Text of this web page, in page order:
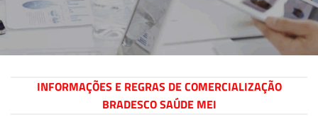
INFORMAÇÕES E REGRAS DE COMERCIALIZAÇÃO
BRADESCO SAÚDE MEI